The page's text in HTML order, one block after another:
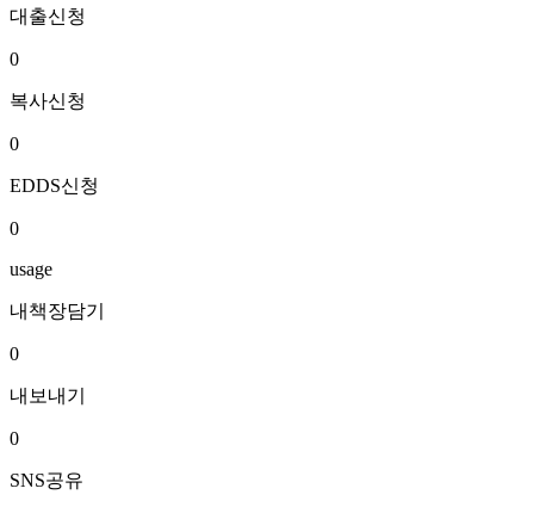
대출신청
0
복사신청
0
EDDS신청
0
usage
내책장담기
0
내보내기
0
SNS공유